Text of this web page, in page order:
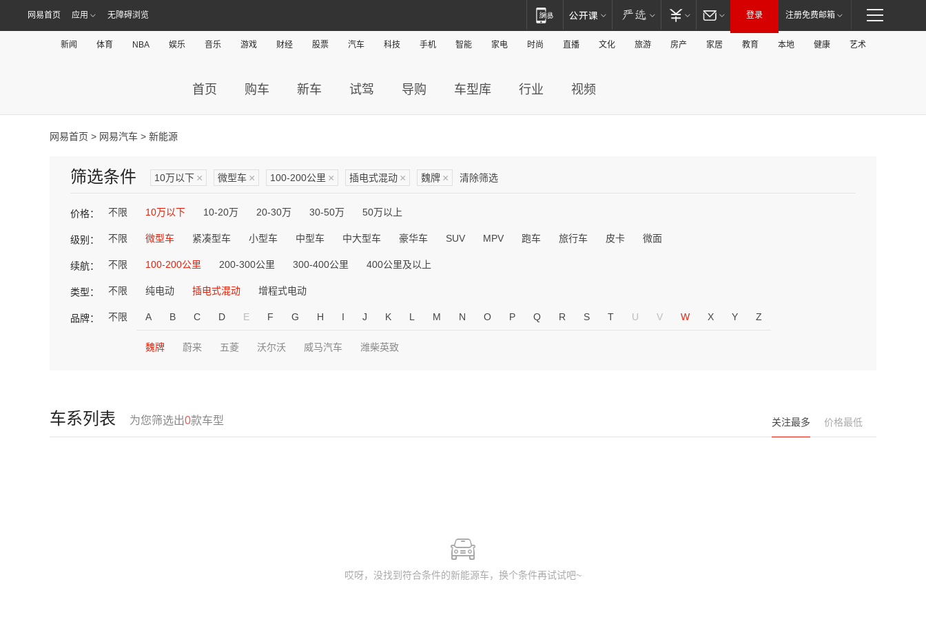
网易首页 应用 无障碍浏览 登录 注册免费邮箱
新闻 体育 NBA 娱乐 音乐 游戏 财经 股票 汽车 科技 手机 智能 家电 时尚 直播 文化 旅游 房产 家居 教育 本地 健康 艺术
首页 购车 新车 试驾 导购 车型库 行业 视频
网易首页 > 网易汽车 > 新能源
筛选条件 10万以下 × 微型车 × 100-200公里 × 插电式混动 × 魏牌 × 清除筛选
价格： 不限 10万以下 10-20万 20-30万 30-50万 50万以上
级别： 不限 微型车 紧凑型车 小型车 中型车 中大型车 豪华车 SUV MPV 跑车 旅行车 皮卡 微面
续航： 不限 100-200公里 200-300公里 300-400公里 400公里及以上
类型： 不限 纯电动 插电式混动 增程式电动
品牌： 不限 A B C D E F G H I J K L M N O P Q R S T U V W X Y Z
魏牌 蔚来 五菱 沃尔沃 威马汽车 潍柴英致
车系列表 为您筛选出0款车型 关注最多 价格最低
哎呀，没找到符合条件的新能源车，换个条件再试试吧~